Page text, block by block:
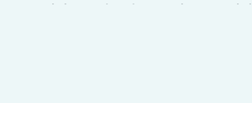
Petrinja
Makarska Kutina Rovinj